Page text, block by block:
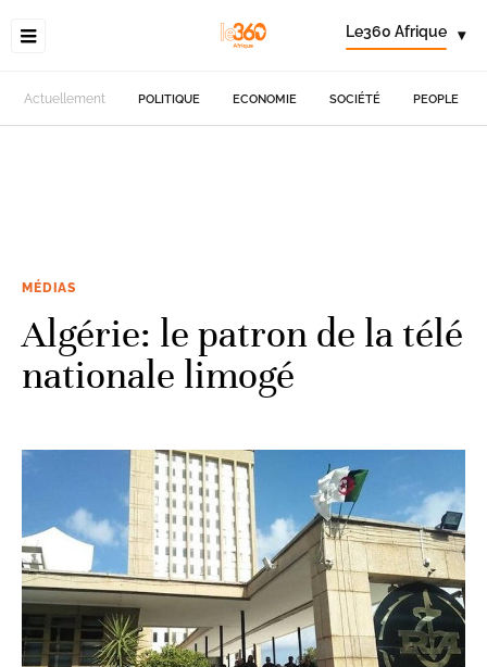
Le360 Afrique ▾
Actuellement POLITIQUE ECONOMIE SOCIÉTÉ PEOPLE
MÉDIAS
Algérie: le patron de la télé
nationale limogé